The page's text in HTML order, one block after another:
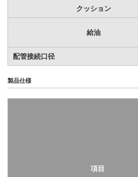
クッション
給油
配管接続口径
製品仕様
項目